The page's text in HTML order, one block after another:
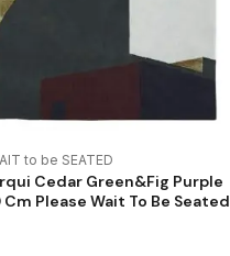
to be SEATED
Cedar Green&Fig Purple
Cm Please Wait To Be Seated